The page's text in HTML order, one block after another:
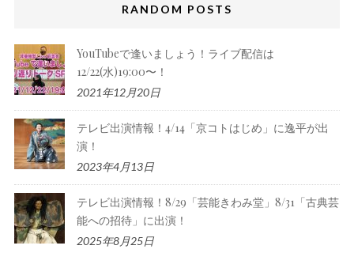
RANDOM POSTS
YouTubeで逢いましょう！ライブ配信は
12/22(水)19:00〜！
2021年12月20日
テレビ出演情報！4/14「京コトはじめ」に逸平が出
演！
2023年4月13日
テレビ出演情報！8/29「芸能きわみ堂」8/31「古典芸
能への招待」に出演！
2025年8月25日